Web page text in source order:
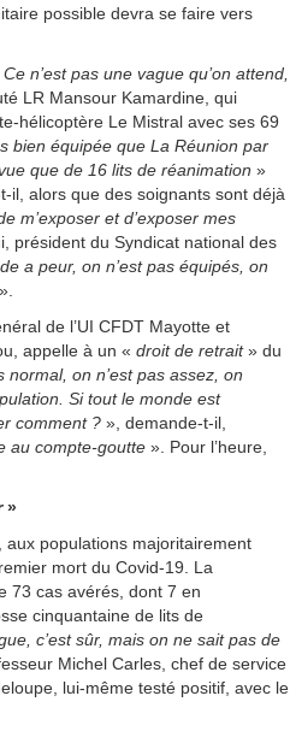
possible devra se faire vers
Ce n’est pas une vague qu’on attend,
LR Mansour Kamardine, qui
hélicoptère Le Mistral avec ses 69
bien équipée que La Réunion par
que de 16 lits de réanimation »
il, alors que des soignants sont déjà
m’exposer et d’exposer mes
président du Syndicat national des
a peur, on n’est pas équipés, on
».
de l’UI CFDT Mayotte et
appelle à un « droit de retrait» du
normal, on n’est pas assez, on
Si tout le monde est
comment ? », demande-t-il,
au compte-goutte ». Pour l’heure,
»
populations majoritairement
mort du Covid-19. La
73 cas avérés, dont 7 en
cinquantaine de lits de
c’est sûr, mais on ne sait pas de
Michel Carles, chef de service
lui-même testé positif, avec le